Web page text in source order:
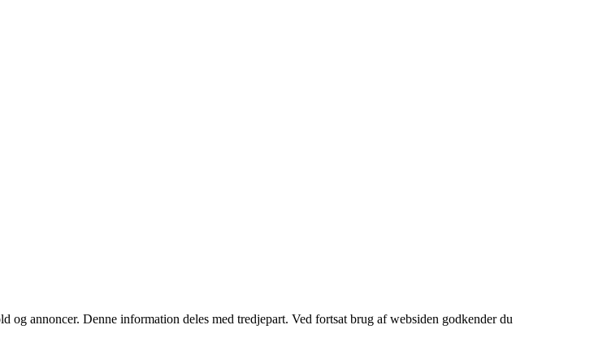
annoncer. Denne information deles med tredjepart. Ved fortsat brug af websiden godkender du